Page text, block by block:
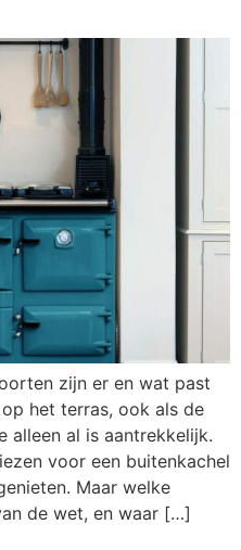
zijn er en wat past
het terras, ook als de
al is aantrekkelijk.
voor een buitenkachel
Maar welke
de wet, en waar […]